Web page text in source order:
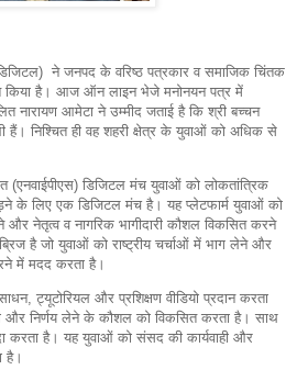
ने जनपद के वरिष्ठ पत्रकार व समाजिक चिंतक
किया है। आज ऑन लाइन भेजे मनोनयन पत्र में
नारायण आमेटा ने उम्मीद जताई है कि श्री बच्चन
निश्चित ही वह शहरी क्षेत्र के युवाओं को अधिक से
डिजिटल मंच युवाओं को लोकतांत्रिक
के लिए एक डिजिटल मंच है। यह प्लेटफार्म युवाओं को
और नेतृत्व व नागरिक भागीदारी कौशल विकसित करने
है जो युवाओं को राष्ट्रीय चर्चाओं में भाग लेने और
में मदद करता है।
ट्यूटोरियल और प्रशिक्षण वीडियो प्रदान करता
और निर्णय लेने के कौशल को विकसित करता है। साथ
करता है। यह युवाओं को संसद की कार्यवाही और
है।